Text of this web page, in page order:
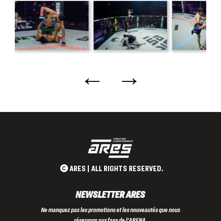
← →
ARES | ALL RIGHTS RESERVED.
NEWSLETTER ARES
Ne manquez pas les promotions et les nouveautés que nous